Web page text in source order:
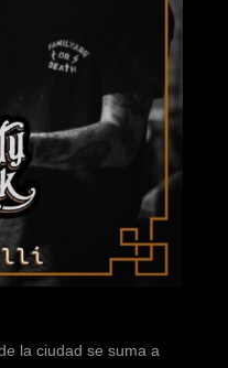
la ciudad se suma a